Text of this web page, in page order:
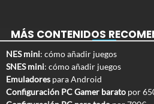
MÁS CONTENIDOS
NES mini: cómo añadir juegos
SNES mini: cómo añadir juegos
Emuladores para Android
Configuración PC Gamer barato por